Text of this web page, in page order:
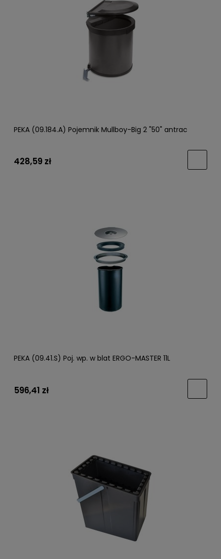
PEKA (09.184.A) Pojemnik Mullboy-Big 2 "50" antrac
428,59 zł
PEKA (09.41.S) Poj. wp. w blat ERGO-MASTER 11L
596,41 zł